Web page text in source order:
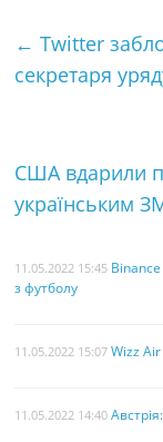
b
o
t
e
r
t
← Twitter
секретаря
США вдарили
українським
11.05.2022 15:45
з футболу
11.05.2022 15:07 Wizz
11.05.2022 14:40